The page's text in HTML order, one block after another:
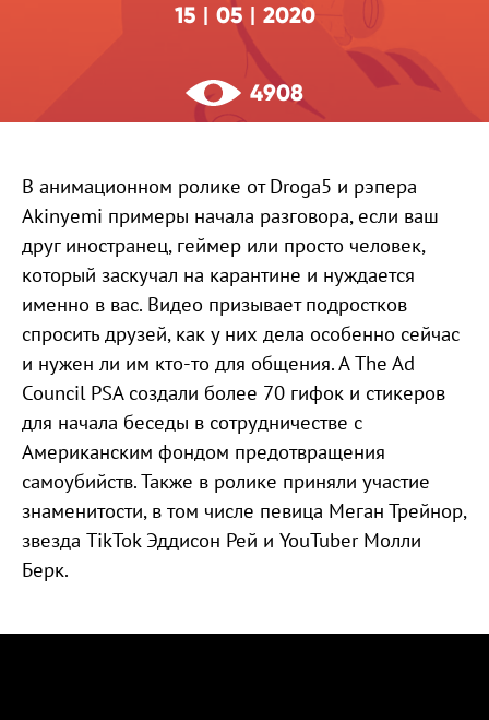
15 05 2020
4908
В анимационном ролике от Droga5 и рэпера
Akinyemi примеры начала разговора, если ваш
друг иностранец, геймер или просто человек,
который заскучал на карантине и нуждается
именно в вас. Видео призывает подростков
спросить друзей, как у них дела особенно сейчас
и нужен ли им кто-то для общения. А The Ad
Council PSA создали более 70 гифок и стикеров
для начала беседы в сотрудничестве с
Американским фондом предотвращения
самоубийств. Также в ролике приняли участие
знаменитости, в том числе певица Меган Трейнор,
звезда TikTok Эддисон Рей и YouTuber Молли
Берк.